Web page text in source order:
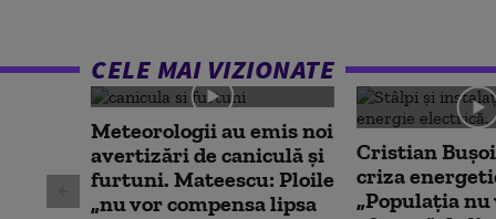
CELE MAI VIZIONATE
Meteorologii au emis noi
avertizări de caniculă și
furtuni. Mateescu: Ploile
„nu vor compensa lipsa
Cristian
criza
„Populația nu